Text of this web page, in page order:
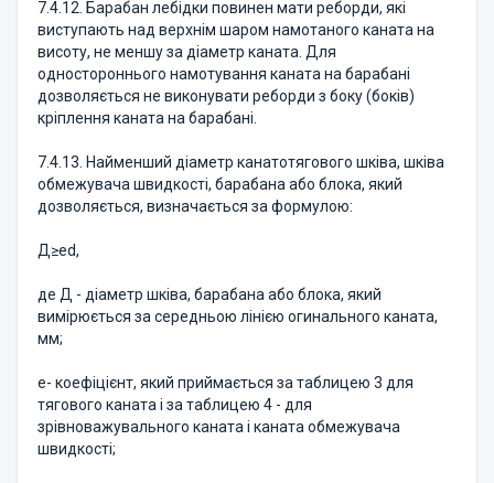
7.4.12. Барабан лебідки повинен мати реборди, які
виступають над верхнім шаром намотаного каната на
висоту, не меншу за діаметр каната. Для
одностороннього намотування каната на барабані
дозволяється не виконувати реборди з боку (боків)
кріплення каната на барабані.
7.4.13. Найменший діаметр канатотягового шківа, шківа
обмежувача швидкості, барабана або блока, який
дозволяється, визначається за формулою:
Д≥ed,
де Д - діаметр шківа, барабана або блока, який
вимірюється за середньою лінією огинального каната,
мм;
e- коефіцієнт, який приймається за таблицею 3 для
тягового каната і за таблицею 4 - для
зрівноважувального каната і каната обмежувача
швидкості;